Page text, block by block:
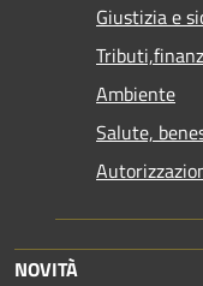
Giustizia e
Ambiente
Salute,
NOVITÀ